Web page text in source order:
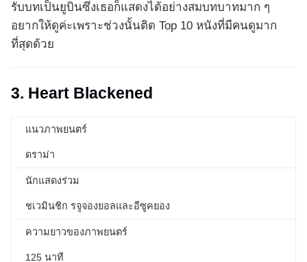
รับบทเป็นยูบินซึ่งเธอก็แสดงได้อย่างสมบทบาทมาก ๆ
อยากให้ดูค่ะเพราะช่วงนั้นติด Top 10 หนังที่มีคนดูมาก
ที่สุดด้วย
3. Heart Blackened
แนวภาพยนตร์
ดราม่า
นักแสดงร่วม
ชเวมินชิก รจูจองยอลและอีซูคยอง
ความยาวของภาพยนตร์
125 นาที